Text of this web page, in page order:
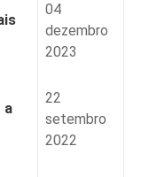
04
dezembro
2023
a
22
setembro
2022